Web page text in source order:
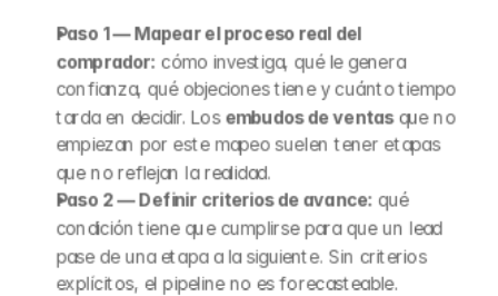
Paso 1 — Mapear el proceso real del
comprador: cómo investiga, qué le genera
confianza, qué objeciones tiene y cuánto tiempo
tarda en decidir. Los embudos de ventas que no
empiezan por este mapeo suelen tener etapas
que no reflejan la realidad.
Paso 2 — Definir criterios de avance: qué
condición tiene que cumplirse para que un lead
pase de una etapa a la siguiente. Sin criterios
explícitos, el pipeline no es forecasteable.